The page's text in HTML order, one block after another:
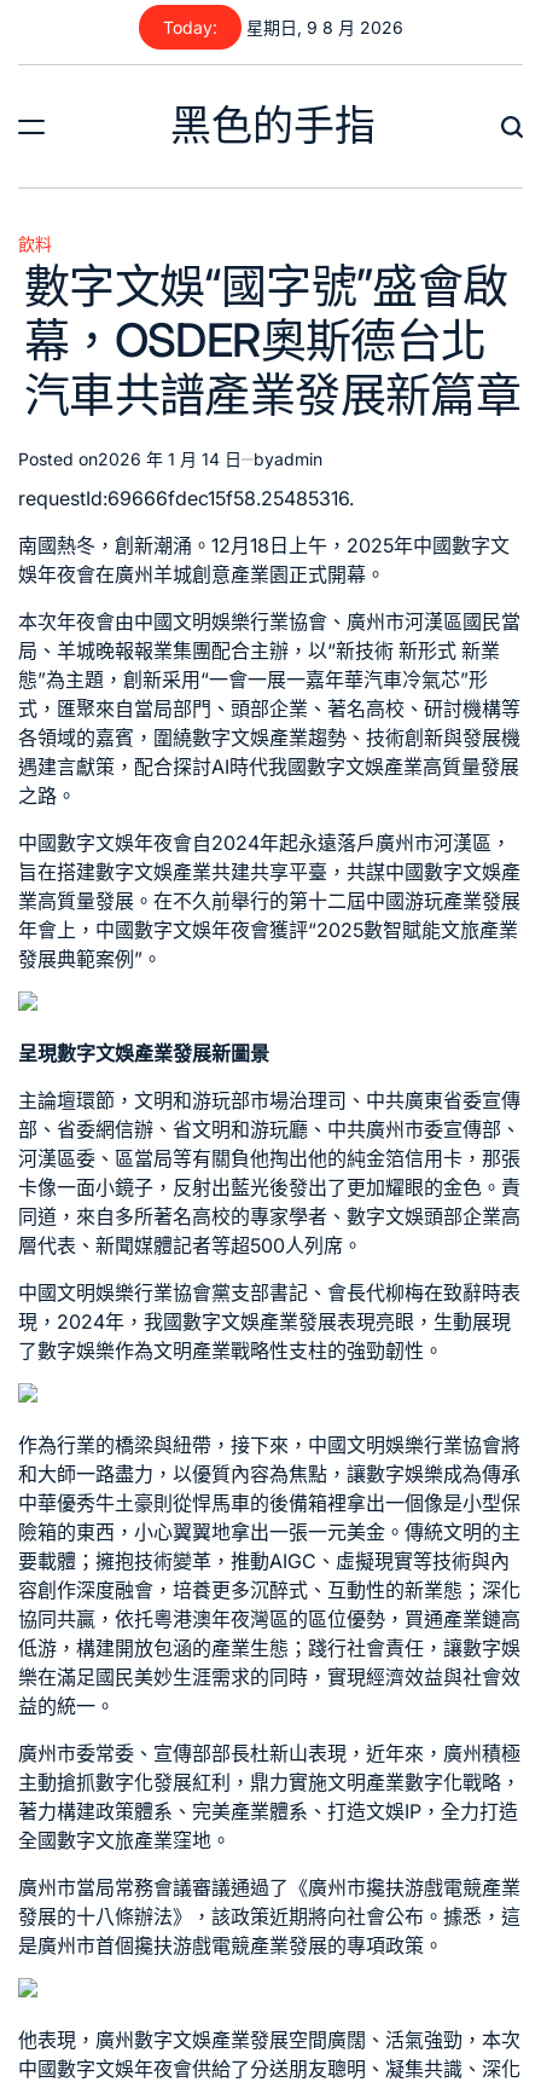
content
Today: 星期日, 9 8 月 2026
黑色的手指
Posted
in
飲料
數字文娛“國字號”盛會啟
幕，OSDER奧斯德台北
汽車共譜產業發展新篇章
Posted on2026 年 1 月 14 日 byadmin
requestId:69666fdec15f58.25485316.
南國熱冬，創新潮涌。12月18日上午，2025年中國數字文
娛年夜會在廣州羊城創意產業園正式開幕。
本次年夜會由中國文明娛樂行業協會、廣州市河漢區國民當
局、羊城晚報報業集團配合主辦，以“新技術 新形式 新業
態”為主題，創新采用“一會一展一嘉年華汽車冷氣芯”形
式，匯聚來自當局部門、頭部企業、著名高校、研討機構等
各領域的嘉賓，圍繞數字文娛產業趨勢、技術創新與發展機
遇建言獻策，配合探討AI時代我國數字文娛產業高質量發展
之路。
中國數字文娛年夜會自2024年起永遠落戶廣州市河漢區，
旨在搭建數字文娛產業共建共享平臺，共謀中國數字文娛產
業高質量發展。在不久前舉行的第十二屆中國游玩產業發展
年會上，中國數字文娛年夜會獲評“2025數智賦能文旅產業
發展典範案例”。
呈現數字文娛產業發展新圖景
主論壇環節，文明和游玩部市場治理司、中共廣東省委宣傳
部、省委網信辦、省文明和游玩廳、中共廣州市委宣傳部、
河漢區委、區當局等有關負他掏出他的純金箔信用卡，那張
卡像一面小鏡子，反射出藍光後發出了更加耀眼的金色。責
同道，來自多所著名高校的專家學者、數字文娛頭部企業高
層代表、新聞媒體記者等超500人列席。
中國文明娛樂行業協會黨支部書記、會長代柳梅在致辭時表
現，2024年，我國數字文娛產業發展表現亮眼，生動展現
了數字娛樂作為文明產業戰略性支柱的強勁韌性。
作為行業的橋梁與紐帶，接下來，中國文明娛樂行業協會將
和大師一路盡力，以優質內容為焦點，讓數字娛樂成為傳承
中華優秀牛土豪則從悍馬車的後備箱裡拿出一個像是小型保
險箱的東西，小心翼翼地拿出一張一元美金。傳統文明的主
要載體；擁抱技術變革，推動AIGC、虛擬現實等技術與內
容創作深度融會，培養更多沉醉式、互動性的新業態；深化
協同共贏，依托粵港澳年夜灣區的區位優勢，買通產業鏈高
低游，構建開放包涵的產業生態；踐行社會責任，讓數字娛
樂在滿足國民美妙生涯需求的同時，實現經濟效益與社會效
益的統一。
廣州市委常委、宣傳部部長杜新山表現，近年來，廣州積極
主動搶抓數字化發展紅利，鼎力實施文明產業數字化戰略，
著力構建政策體系、完美產業體系、打造文娛IP，全力打造
全國數字文旅產業窪地。
廣州市當局常務會議審議通過了《廣州市攙扶游戲電競產業
發展的十八條辦法》，該政策近期將向社會公布。據悉，這
是廣州市首個攙扶游戲電競產業發展的專項政策。
他表現，廣州數字文娛產業發展空間廣闊、活氣強勁，本次
中國數字文娛年夜會供給了分送朋友聰明、凝集共識、深化